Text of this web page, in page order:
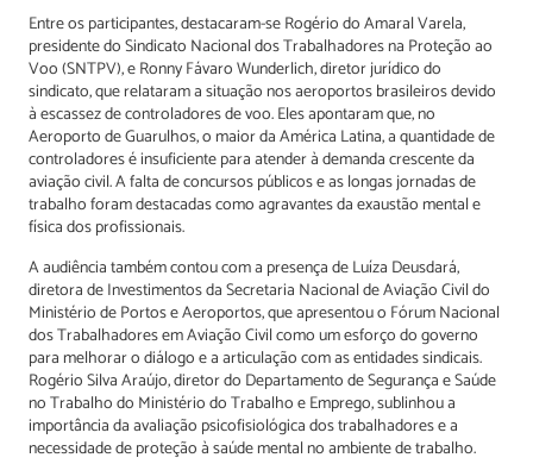
Entre os participantes, destacaram-se Rogério do Amaral Varela,
presidente do Sindicato Nacional dos Trabalhadores na Proteção ao
Voo (SNTPV), e Ronny Fávaro Wunderlich, diretor jurídico do
sindicato, que relataram a situação nos aeroportos brasileiros devido
à escassez de controladores de voo. Eles apontaram que, no
Aeroporto de Guarulhos, o maior da América Latina, a quantidade de
controladores é insuficiente para atender à demanda crescente da
aviação civil. A falta de concursos públicos e as longas jornadas de
trabalho foram destacadas como agravantes da exaustão mental e
física dos profissionais.
A audiência também contou com a presença de Luíza Deusdará,
diretora de Investimentos da Secretaria Nacional de Aviação Civil do
Ministério de Portos e Aeroportos, que apresentou o Fórum Nacional
dos Trabalhadores em Aviação Civil como um esforço do governo
para melhorar o diálogo e a articulação com as entidades sindicais.
Rogério Silva Araújo, diretor do Departamento de Segurança e Saúde
no Trabalho do Ministério do Trabalho e Emprego, sublinhou a
importância da avaliação psicofisiológica dos trabalhadores e a
necessidade de proteção à saúde mental no ambiente de trabalho.